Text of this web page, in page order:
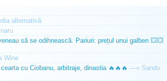
alternativă
să se odihnească. Pariuri: prețul unui galben 💥💥
Wine
cu Ciobanu, arbitraje, dinastia 🔥🔥🔥 —» Sandu